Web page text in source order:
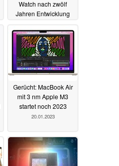
Watch nach zwölf
Jahren Entwicklung
Gerücht: MacBook Air
mit 3 nm Apple M3
startet noch 2023
20.01.2023